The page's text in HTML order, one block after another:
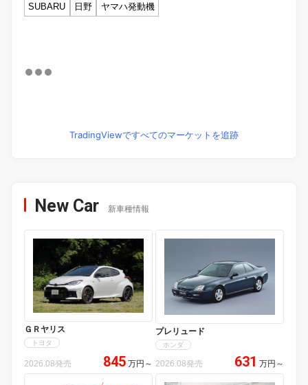
SUBARU
日野 ヤマハ発動機
TradingViewですべてのマーケットを追跡
New Car 新車種情報
ＧＲヤリス
トヨタ
2026.08発売 845 万円 ～
プレリュード
ホンダ
2026.08発売 631 万円 ～